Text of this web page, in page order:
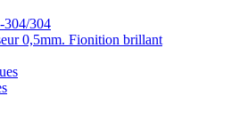
304
0,5mm. Fionition brillant